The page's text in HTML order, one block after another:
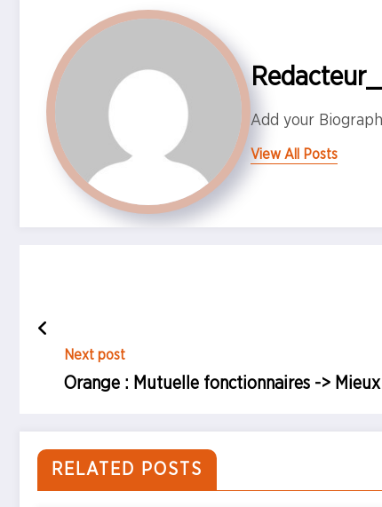
Add your
View All Posts
Next post
Orange : Mutuelle fonctionnaires ->
RELATED POSTS